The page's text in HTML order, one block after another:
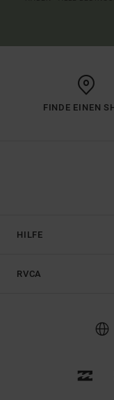
FINDE EINEN
HILFE
RVCA